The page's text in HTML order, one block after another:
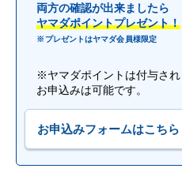
両方の確認が出来ましたら
ヤマダポイントプレゼント！
※プレゼントはヤマダ会員様限定
※ヤマダポイントは付与さ
お申込みは可能です。
お申込みフォームはこちら